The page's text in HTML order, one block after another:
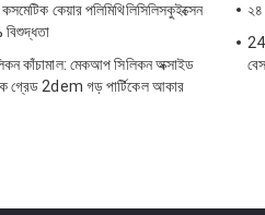
কেয়ার পলিমিথিলিসিলিসকুইক্সেন
কাঁচামাল: মেকআপ সিলিকন অক্সাইড
গ্রেড 2dem গড় পার্টিকেল আকার
২৪
24